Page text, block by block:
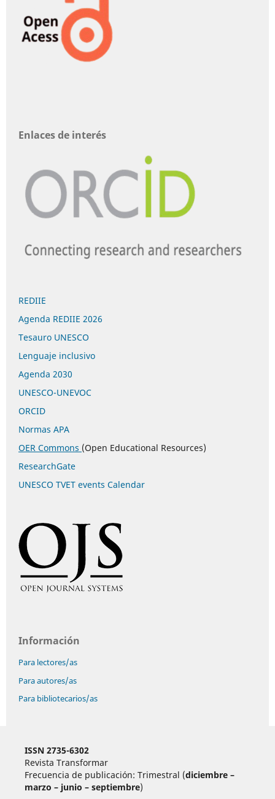
Enlaces de interés
REDIIE
Agenda REDIIE 2026
Tesauro UNESCO
Lenguaje inclusivo
Agenda 2030
UNESCO-UNEVOC
ORCID
Normas APA
OER Commons (Open Educational Resources)
ResearchGate
UNESCO TVET events Calendar
Información
Para lectores/as
Para autores/as
Para bibliotecarios/as
ISSN 2735-6302
Revista Transformar
Frecuencia de publicación: Trimestral (diciembre –
marzo – junio – septiembre)